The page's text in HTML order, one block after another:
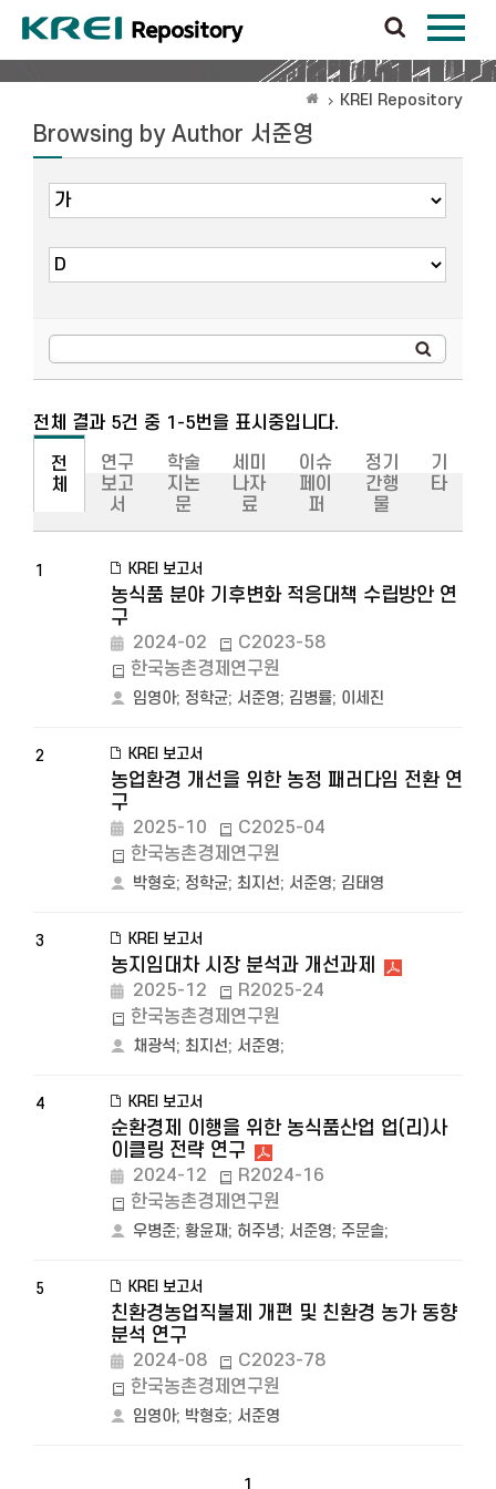
KREI Repository
Browsing by Author 서준영
전체 결과 5건 중 1-5번을 표시중입니다.
전
체
연구
보고
서
학술
지논
문
세미
나자
료
이슈
페이
퍼
정기
간행
물
기
타
1 KREI 보고서
농식품 분야 기후변화 적응대책 수립방안 연
구
2024-02
C2023-58
한국농촌경제연구원
임영아; 정학균; 서준영; 김병률; 이세진
2 KREI 보고서
농업환경 개선을 위한 농정 패러다임 전환 연
구
2025-10
C2025-04
한국농촌경제연구원
박형호; 정학균; 최지선; 서준영; 김태영
3 KREI 보고서
농지임대차 시장 분석과 개선과제
2025-12
R2025-24
한국농촌경제연구원
채광석; 최지선; 서준영;
4 KREI 보고서
순환경제 이행을 위한 농식품산업 업(리)사
이클링 전략 연구
2024-12
R2024-16
한국농촌경제연구원
우병준; 황윤재; 허주녕; 서준영; 주문솔;
5 KREI 보고서
친환경농업직불제 개편 및 친환경 농가 동향
분석 연구
2024-08
C2023-78
한국농촌경제연구원
임영아; 박형호; 서준영
1